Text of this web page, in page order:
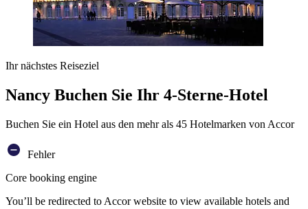
Ihr nächstes Reiseziel
Nancy Buchen Sie Ihr 4-Sterne-Hotel
Buchen Sie ein Hotel aus den mehr als 45 Hotelmarken von Accor
Fehler
Core booking engine
You’ll be redirected to Accor website to view available hotels and